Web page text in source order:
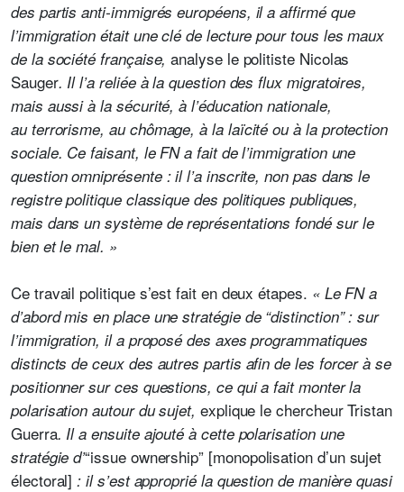
des partis anti-immigrés européens, il a affirmé que
l’immigration était une clé de lecture pour tous les maux
de la société française,analyse le politiste Nicolas
Sauger. Il l’a reliée à la question des flux migratoires,
mais aussi à la sécurité, à l’éducation nationale,
au terrorisme, au chômage, à la laïcité ou à la protection
sociale. Ce faisant, le FN a fait de l’immigration une
question omniprésente : il l’a inscrite, non pas dans le
registre politique classique des politiques publiques,
mais dans un système de représentations fondé sur le
bien et le mal. »
Ce travail politique s’est fait en deux étapes. « Le FN a
d’abord mis en place une stratégie de “distinction” : sur
l’immigration, il a proposé des axes programmatiques
distincts de ceux des autres partis afin de les forcer à se
positionner sur ces questions, ce qui a fait monter la
polarisation autour du sujet, explique le chercheur Tristan
Guerra. Il a ensuite ajouté à cette polarisation une
stratégie d’“issue ownership” [monopolisation d’un sujet
électoral] : il s’est approprié la question de manière quasi